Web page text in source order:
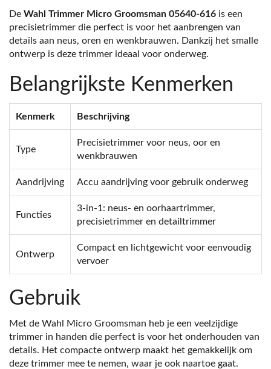
De Wahl Trimmer Micro Groomsman 05640-616 is een
precisietrimmer die perfect is voor het aanbrengen van
details aan neus, oren en wenkbrauwen. Dankzij het smalle
ontwerp is deze trimmer ideaal voor onderweg.
Belangrijkste Kenmerken
Kenmerk Beschrijving
Type
Precisietrimmer voor neus, oor en
wenkbrauwen
Aandrijving Accu aandrijving voor gebruik onderweg
Functies
3-in-1: neus- en oorhaartrimmer,
precisietrimmer en detailtrimmer
Ontwerp
Compact en lichtgewicht voor eenvoudig
vervoer
Gebruik
Met de Wahl Micro Groomsman heb je een veelzijdige
trimmer in handen die perfect is voor het onderhouden van
details. Het compacte ontwerp maakt het gemakkelijk om
deze trimmer mee te nemen, waar je ook naartoe gaat.